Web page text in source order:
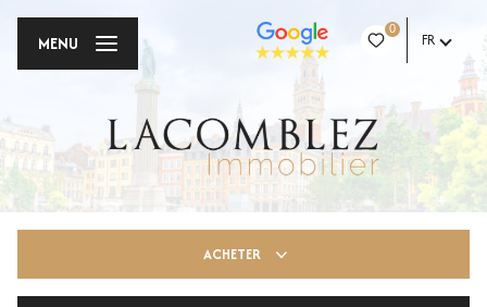
0
FR
MENU
ACHETER